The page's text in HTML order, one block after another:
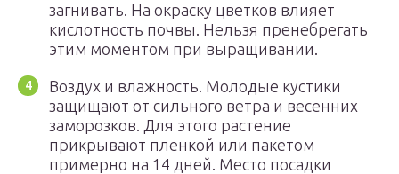
загнивать. На окраску цветков влияет
кислотность почвы. Нельзя пренебрегать
этим моментом при выращивании.
Воздух и влажность. Молодые кустики
защищают от сильного ветра и весенних
заморозков. Для этого растение
прикрывают пленкой или пакетом
примерно на 14 дней. Место посадки